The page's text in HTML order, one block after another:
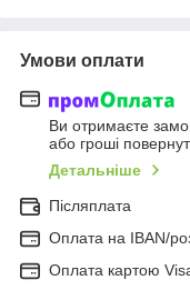
Умови оплати
Ви отримаєте
або гроші
Детальніше
Післяплата
Оплата на IBAN/
Оплата картою